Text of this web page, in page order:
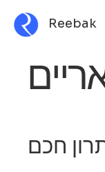
Reebak
חכם